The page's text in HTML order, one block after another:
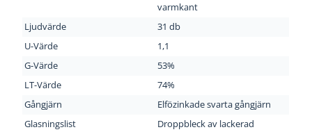
varmkant
Ljudvärde
31 db
U-Värde
1,1
G-Värde
53%
LT-Värde
74%
Gångjärn
Elfözinkade svarta gångjärn
Glasningslist
Droppbleck av lackerad